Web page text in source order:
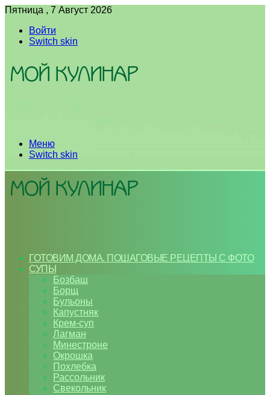
Пятница , 7 Август 2026
Войти
Switch skin
Меню
Switch skin
ГОТОВИМ ДОМА. ПОШАГОВЫЕ РЕЦЕПТЫ С ФОТО
СУПЫ
Бозбаш
Борщ
Бульоны
Капустняк
Крем-суп
Лагман
Минестроне
Окрошка
Похлебка
Рассольник
Свекольник